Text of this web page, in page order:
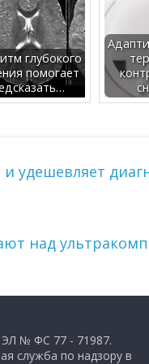
глубокого
помогает
удешевляет
над
ЭЛ № ФС 77 - 71987.
служба по надзору в